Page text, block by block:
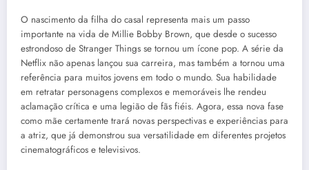
O nascimento da filha do casal representa mais um passo
importante na vida de Millie Bobby Brown, que desde o sucesso
estrondoso de Stranger Things se tornou um ícone pop. A série da
Netflix não apenas lançou sua carreira, mas também a tornou uma
referência para muitos jovens em todo o mundo. Sua habilidade
em retratar personagens complexos e memoráveis lhe rendeu
aclamação crítica e uma legião de fãs fiéis. Agora, essa nova fase
como mãe certamente trará novas perspectivas e experiências para
a atriz, que já demonstrou sua versatilidade em diferentes projetos
cinematográficos e televisivos.